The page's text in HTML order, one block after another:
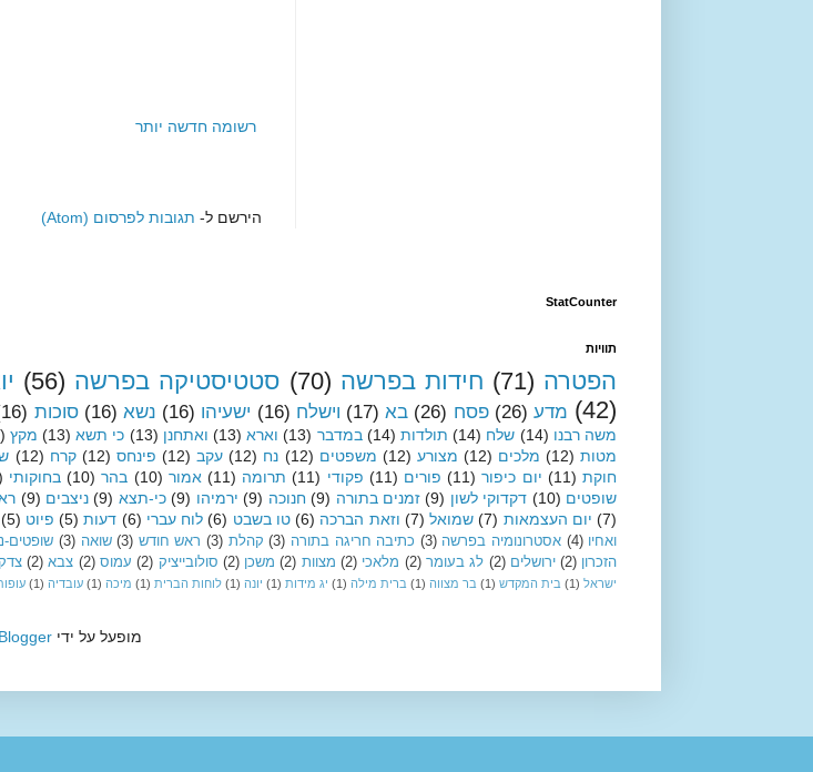
רשומה חדשה יותר
הירשם ל- תגובות לפרסום (Atom)
StatCounter
תוויות
הפטרה (71) חידות בפרשה (70) סטטיסטיקה בפרשה (56)
(42) מדע (26) פסח (26) בא (17) וישלח (16) ישעיהו (16) נשא (16) סוכות
משה רבנו (14) שלח (14) תולדות (14) במדבר (13) וארא (13) ואתחנן (13) כי תשא (13) מקץ
מטות (12) מלכים (12) מצורע (12) משפטים (12) נח (12) עקב (12) פינחס (12) קרח (12)
חוקת (11) יום כיפור (11) פורים (11) פקודי (11) תרומה (11) אמור (10) בהר (10) בחוקותי
שופטים (10) דקדוקי לשון (9) זמנים בתורה (9) חנוכה (9) ירמיהו (9) כי-תצא (9) ניצבים (9)
(7) יום העצמאות (7) שמואל (7) וזאת הברכה (6) טו בשבט (6) לוח עברי (6) דעות (5) פיוט (5)
ואחיו (4) אסטרונומיה בפרשה (3) כתיבה חריגה בתורה (3) קהלת (3) ראש חודש (3) שואה (3) שופטים-
הזכרון (2) ירושלים (2) לג בעומר (2) מלאכי (2) מצוות (2) משכן (2) סולובייציק (2) עמוס (2) צבא (2)
ישראל (1) בית המקדש (1) בר מצווה (1) ברית מילה (1) יג מידות (1) יונה (1) לוחות הברית (1) מיכה (1) עובדיה (1)
מופעל על ידי Blogger